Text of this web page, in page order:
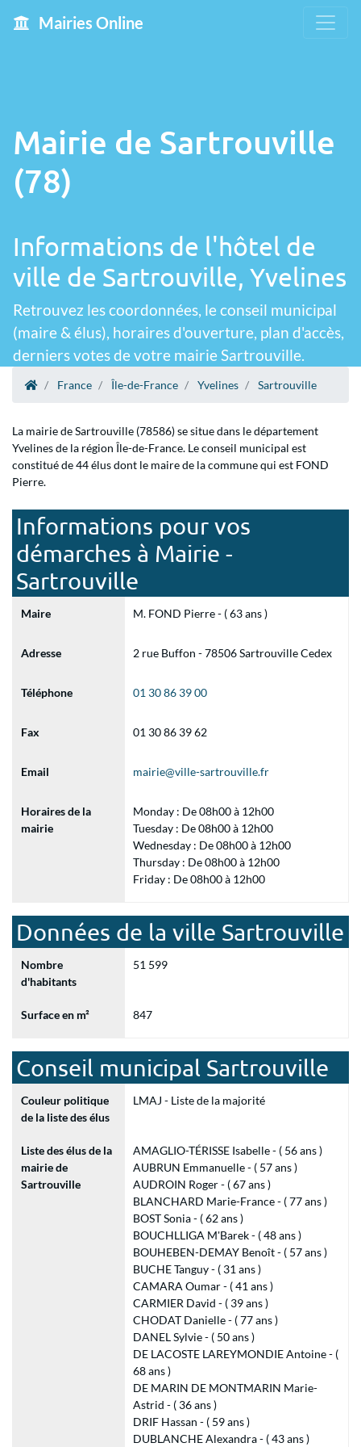
Mairies Online
Mairie de Sartrouville
(78)
Informations de l'hôtel de
ville de Sartrouville, Yvelines
Retrouvez les coordonnées, le conseil municipal
(maire & élus), horaires d'ouverture, plan d'accès,
derniers votes de votre mairie Sartrouville.
France Île-de-France Yvelines Sartrouville
La mairie de Sartrouville (78586) se situe dans le département
Yvelines de la région Île-de-France. Le conseil municipal est
constitué de 44 élus dont le maire de la commune qui est FOND
Pierre.
Informations pour vos
démarches à Mairie -
Sartrouville
Maire M. FOND Pierre - ( 63 ans )
Adresse 2 rue Buffon - 78506 Sartrouville Cedex
Téléphone 01 30 86 39 00
Fax 01 30 86 39 62
Email mairie@ville-sartrouville.fr
Horaires de la
mairie
Monday : De 08h00 à 12h00
Tuesday : De 08h00 à 12h00
Wednesday : De 08h00 à 12h00
Thursday : De 08h00 à 12h00
Friday : De 08h00 à 12h00
Données de la ville Sartrouville
Nombre
d'habitants
51 599
Surface en m² 847
Conseil municipal Sartrouville
Couleur politique
de la liste des élus
LMAJ - Liste de la majorité
Liste des élus de la
mairie de
Sartrouville
AMAGLIO-TÉRISSE Isabelle - ( 56 ans )
AUBRUN Emmanuelle - ( 57 ans )
AUDROIN Roger - ( 67 ans )
BLANCHARD Marie-France - ( 77 ans )
BOST Sonia - ( 62 ans )
BOUCHLLIGA M'Barek - ( 48 ans )
BOUHEBEN-DEMAY Benoît - ( 57 ans )
BUCHE Tanguy - ( 31 ans )
CAMARA Oumar - ( 41 ans )
CARMIER David - ( 39 ans )
CHODAT Danielle - ( 77 ans )
DANEL Sylvie - ( 50 ans )
DE LACOSTE LAREYMONDIE Antoine - (
68 ans )
DE MARIN DE MONTMARIN Marie-
Astrid - ( 36 ans )
DRIF Hassan - ( 59 ans )
DUBLANCHE Alexandra - ( 43 ans )